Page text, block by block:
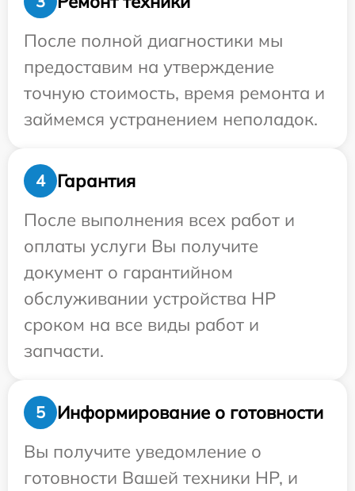
После полной диагностики мы
предоставим на утверждение
точную стоимость, время ремонта и
займемся устранением неполадок.
4
Гарантия
После выполнения всех работ и
оплаты услуги Вы получите
документ о гарантийном
обслуживании устройства HP
сроком на все виды работ и
запчасти.
5
Информирование о готовности
Вы получите уведомление о
готовности Вашей техники HP, и